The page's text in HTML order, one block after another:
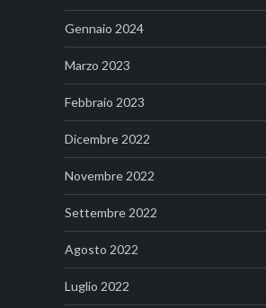
Gennaio 2024
Marzo 2023
Febbraio 2023
Dicembre 2022
Novembre 2022
Settembre 2022
Agosto 2022
Luglio 2022